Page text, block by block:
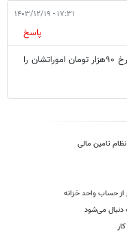
۱۷:۳۱ - ۱۴۰۳/۱۲/۱۹
پاسخ
سلام قیمت بازار را اعلام کنید که ملت ایران بانرخ ۹۰هزار تومان اموراتشان را
تامین مالی
می‌شود